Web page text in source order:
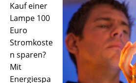
Kauf einer
Lampe 100
Euro
Stromkoste
n sparen?
Mit
Energiespa